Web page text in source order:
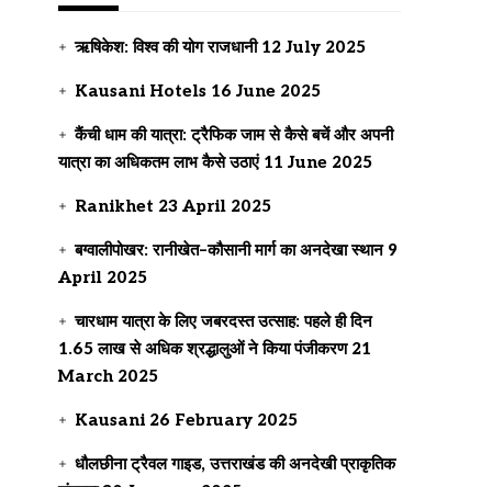
ऋषिकेश: विश्व की योग राजधानी 12 July 2025
Kausani Hotels 16 June 2025
कैंची धाम की यात्रा: ट्रैफिक जाम से कैसे बचें और अपनी
यात्रा का अधिकतम लाभ कैसे उठाएं 11 June 2025
Ranikhet 23 April 2025
बग्वालीपोखर: रानीखेत–कौसानी मार्ग का अनदेखा स्थान 9
April 2025
चारधाम यात्रा के लिए जबरदस्त उत्साह: पहले ही दिन
1.65 लाख से अधिक श्रद्धालुओं ने किया पंजीकरण 21
March 2025
Kausani 26 February 2025
धौलछीना ट्रैवल गाइड, उत्तराखंड की अनदेखी प्राकृतिक